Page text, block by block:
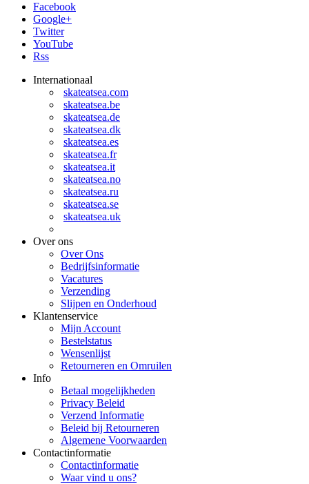
Facebook
Google+
Twitter
YouTube
Rss
Internationaal
skateatsea.com
skateatsea.be
skateatsea.de
skateatsea.dk
skateatsea.es
skateatsea.fr
skateatsea.it
skateatsea.no
skateatsea.ru
skateatsea.se
skateatsea.uk
Over ons
Over Ons
Bedrijfsinformatie
Vacatures
Verzending
Slijpen en Onderhoud
Klantenservice
Mijn Account
Bestelstatus
Wensenlijst
Retourneren en Omruilen
Info
Betaal mogelijkheden
Privacy Beleid
Verzend Informatie
Beleid bij Retourneren
Algemene Voorwaarden
Contactinformatie
Contactinformatie
Waar vind u ons?